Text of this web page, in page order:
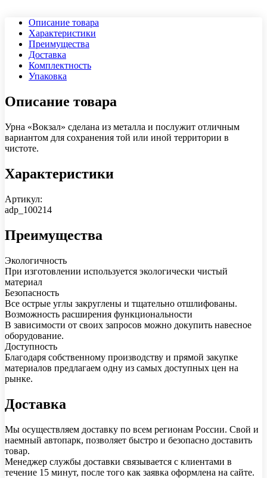
Описание товара
Характеристики
Преимущества
Доставка
Комплектность
Упаковка
Описание товара
Урна «Вокзал» сделана из металла и послужит отличным
вариантом для сохранения той или иной территории в
чистоте.
Характеристики
Артикул:
adp_100214
Преимущества
Экологичность
При изготовлении используется экологически чистый
материал
Безопасность
Все острые углы закруглены и тщательно отшлифованы.
Возможность расширения функциональности
В зависимости от своих запросов можно докупить навесное
оборудование.
Доступность
Благодаря собственному производству и прямой закупке
материалов предлагаем одну из самых доступных цен на
рынке.
Доставка
Мы осуществляем доставку по всем регионам России. Свой и
наемный автопарк, позволяет быстро и безопасно доставить
товар.
Менеджер службы доставки связывается с клиентами в
течение 15 минут, после того как заявка оформлена на сайте.